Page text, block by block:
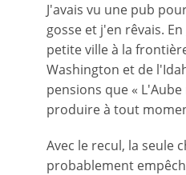
J'avais vu une pub
gosse et j'en rêvais.
petite ville à la
Washington et de
pensions que «
produire à tout
Avec le recul, la seule
probablement